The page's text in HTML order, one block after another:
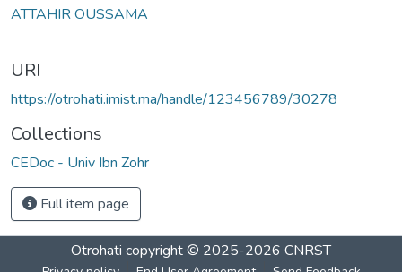
ATTAHIR OUSSAMA
URI
https://otrohati.imist.ma/handle/123456789/30278
Collections
CEDoc - Univ Ibn Zohr
Full item page
Otrohati copyright © 2025-2026 CNRST